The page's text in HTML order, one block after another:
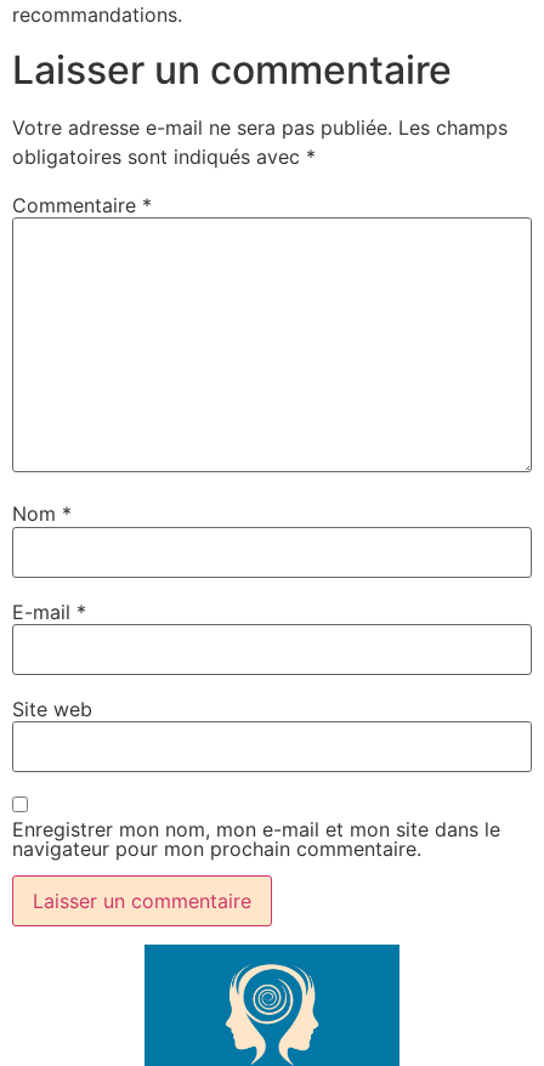
recommandations.
Laisser un commentaire
Votre adresse e-mail ne sera pas publiée. Les champs
obligatoires sont indiqués avec *
Commentaire *
Nom *
E-mail *
Site web
Enregistrer mon nom, mon e-mail et mon site dans le
navigateur pour mon prochain commentaire.